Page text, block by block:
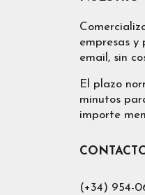
del sector
mediante
Una vez
actividades
que pueda
empresas y
email, sin
El plazo
minutos
importe
(+34) 954-